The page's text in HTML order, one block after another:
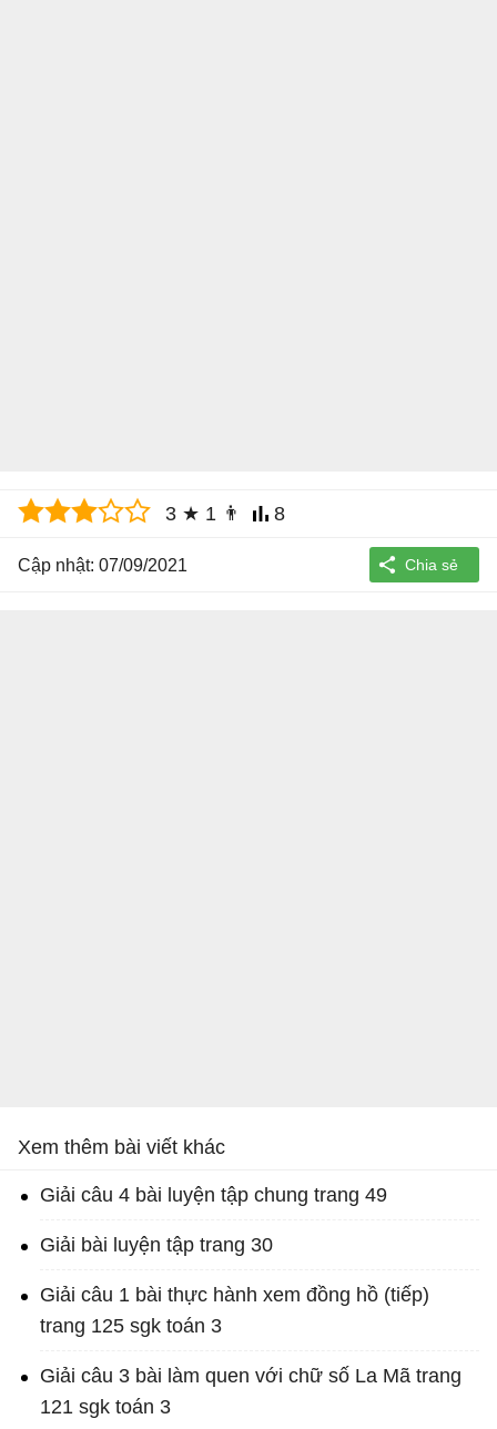
3 ★ 1 👨 8
Cập nhật: 07/09/2021
Xem thêm bài viết khác
Giải câu 4 bài luyện tập chung trang 49
Giải bài luyện tập trang 30
Giải câu 1 bài thực hành xem đồng hồ (tiếp)
trang 125 sgk toán 3
Giải câu 3 bài làm quen với chữ số La Mã trang
121 sgk toán 3